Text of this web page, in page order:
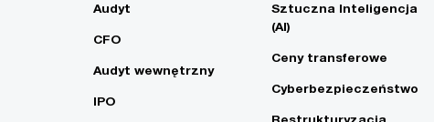
Audyt
CFO
Audyt wewnętrzny
IPO
Sztuczna Inteligencja
(AI)
Ceny transferowe
Cyberbezpieczeństwo